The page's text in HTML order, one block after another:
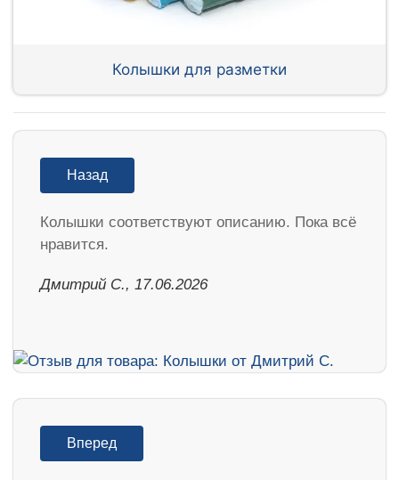
Колышки для разметки
Назад
Колышки соответствуют описанию. Пока всё
нравится.
Дмитрий С., 17.06.2026
Вперед